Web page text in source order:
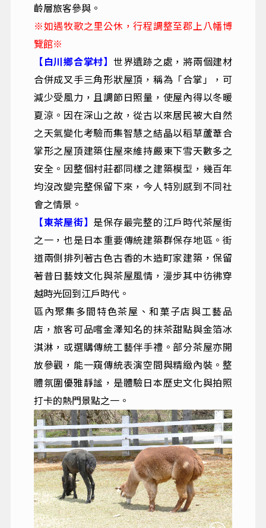
齡層旅客參與。
※如遇牧歌之里公休，行程調整至郡上八幡博
覽館※
【白川鄉合掌村】 世界遺跡之處，將兩個建材
合併成叉手三角形狀屋頂，稱為「合掌」，可
減少受風力，且調節日照量，使屋內得以冬暖
夏涼。因在深山之故，從古以來居民被大自然
之天氣變化考驗而集智慧之結晶以稻草蘆葦合
掌形之屋頂建築住屋來維持嚴東下雪天數多之
安全。因整個村莊都同樣之建築模型，幾百年
均沒改變完整保留下來，今人特別感到不同社
會之情景。
【東茶屋街】 是保存最完整的江戶時代茶屋街
之一，也是日本重要傳統建築群保存地區。街
道兩側排列著古色古香的木造町家建築，保留
著昔日藝妓文化與茶屋風情，漫步其中彷彿穿
越時光回到江戶時代。
區內聚集多間特色茶屋、和菓子店與工藝品
店，旅客可品嚐金澤知名的抹茶甜點與金箔冰
淇淋，或選購傳統工藝伴手禮。部分茶屋亦開
放參觀，能一窺傳統表演空間與精緻內裝。整
體氛圍優雅靜謐，是體驗日本歷史文化與拍照
打卡的熱門景點之一。